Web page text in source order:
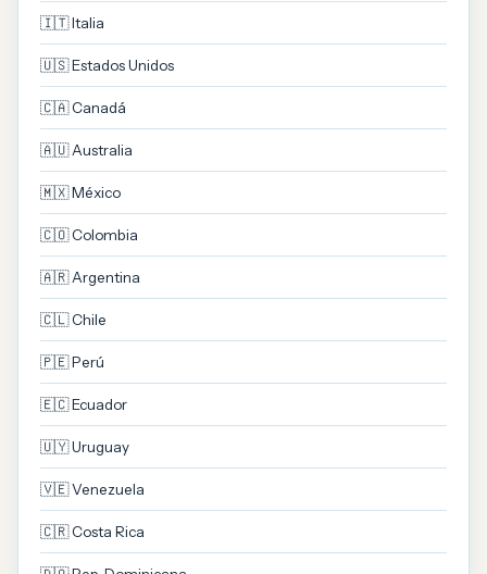
🇮🇹 Italia
🇺🇸 Estados Unidos
🇨🇦 Canadá
🇦🇺 Australia
🇲🇽 México
🇨🇴 Colombia
🇦🇷 Argentina
🇨🇱 Chile
🇵🇪 Perú
🇪🇨 Ecuador
🇺🇾 Uruguay
🇻🇪 Venezuela
🇨🇷 Costa Rica